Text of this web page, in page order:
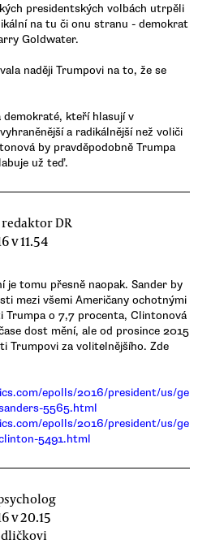
presidentských volbách utrpěli
na tu či onu stranu - demokrat
Goldwater.
naději Trumpovi na to, že se
demokraté, kteří hlasují v
a radikálnější než voliči
by pravděpodobně Trumpa
už teď.
redaktor DR
v 11.54
je tomu přesně naopak. Sander by
mezi všemi Američany ochotnými
o 7,7 procenta, Clintonová
dost mění, ale od prosince 2015
Trumpovi za volitelnějšího. Zde
epolls/2016/president/us/ge
5565.html
epolls/2016/president/us/ge
5491.html
v 20.15